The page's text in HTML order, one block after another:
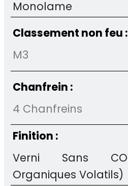
Monolame
Classement non feu :
M3
Chanfrein :
4 Chanfreins
Finition :
Verni Sans
Organiques Volatils)